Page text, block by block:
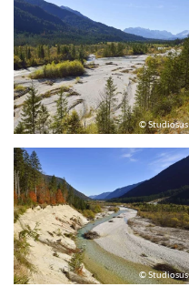
© Studiosus
© Studiosus